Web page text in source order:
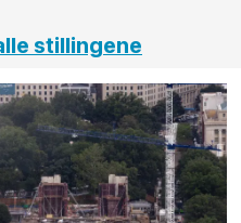
stillingene